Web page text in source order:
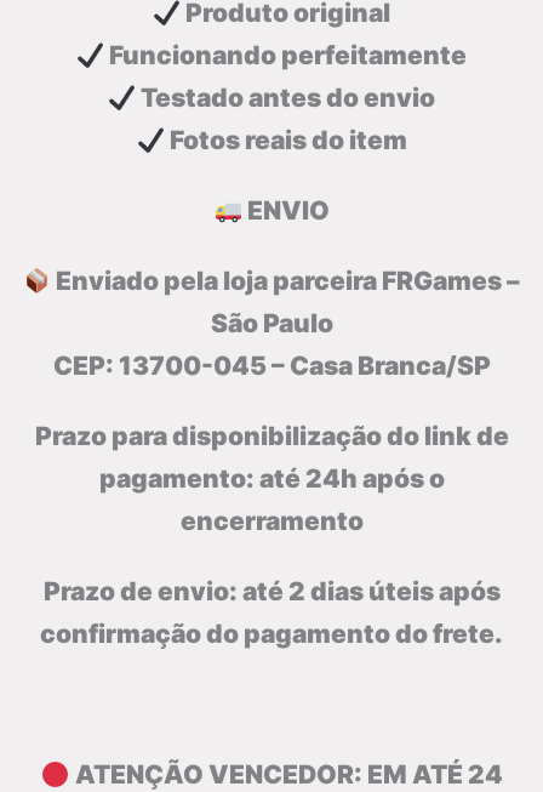
Produto original
Funcionando perfeitamente
Testado antes do envio
Fotos reais do item
ENVIO
Enviado pela loja parceira FRGames –
São Paulo
CEP: 13700-045 – Casa Branca/SP
Prazo para disponibilização do link de
pagamento: até 24h após o
encerramento
Prazo de envio: até 2 dias úteis após
confirmação do pagamento do frete.
ATENÇÃO VENCEDOR: EM ATÉ 24